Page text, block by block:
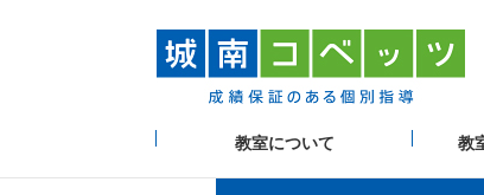
教室について 教